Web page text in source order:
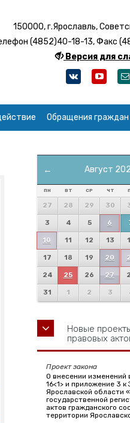
150000, г.Ярославль,
(4852)40-18-13, Факс
Версия для
Обращения граждан
← Август
ПН ВТ СР ЧТ
27 28 29 30
3 4 5 6
10 11 12 13
17 18 19 20
24 25 26 27
31 1 2 3
Новые
правовых
Проект закона
О внесении изменений
16<1> и приложение 3 к
Ярославской области
государственной
актов гражданского
территории